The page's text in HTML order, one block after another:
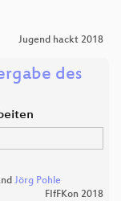
Jugend hackt 2018
des
Jörg Pohle
FIfFKon 2018